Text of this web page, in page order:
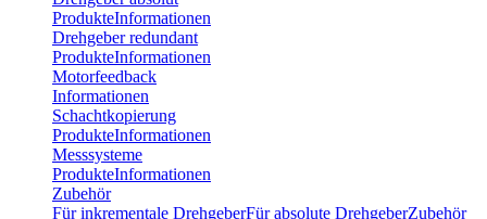
ProdukteInformationen
Drehgeber redundant
ProdukteInformationen
Motorfeedback
Informationen
Schachtkopierung
ProdukteInformationen
Messsysteme
ProdukteInformationen
Zubehör
Für inkrementale DrehgeberFür absolute DrehgeberZubehör